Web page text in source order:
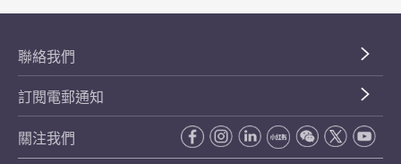
聯絡我們
訂閱電郵通知
關注我們